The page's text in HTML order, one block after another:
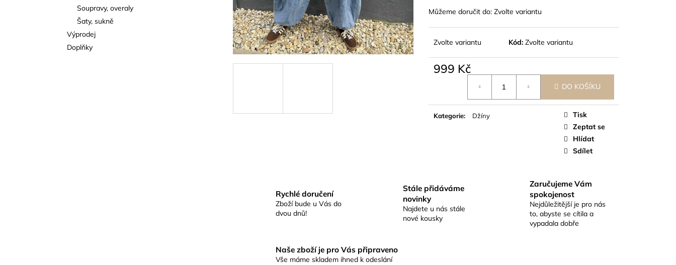
Soupravy, overaly
Šaty, sukně
Výprodej
Doplňky
Můžeme doručit do: Zvolte variantu
Zvolte variantu Kód: Zvolte variantu
999 Kč
DO KOŠÍKU
Kategorie: Džíny
Tisk
Zeptat se
Hlídat
Sdílet
Rychlé doručení
Zboží bude u Vás do
dvou dnů!
Stále přidáváme
novinky
Najdete u nás stále
nové kousky
Zaručujeme Vám
spokojenost
Nejdůležitější je pro nás
to, abyste se cítila a
vypadala dobře
Naše zboží je pro Vás připraveno
Vše máme skladem ihned k odeslání